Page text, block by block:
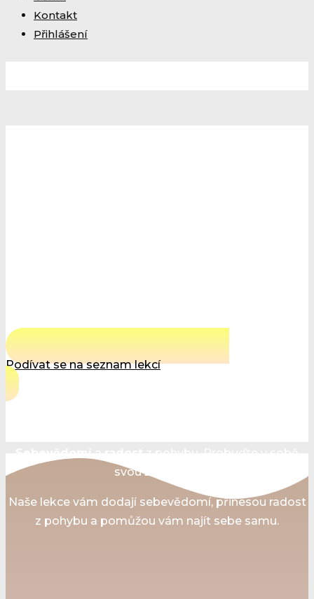
Kontakt
Přihlášení
Podívat se na seznam lekcí
svouženskost
Naše lekce vám dodají sebevědomí, přinesou radost
z pohybu a pomůžou vám najít sebe samu.